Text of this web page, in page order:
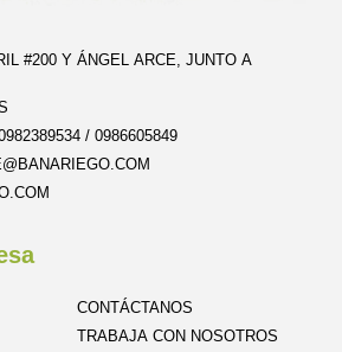
#200 Y ÁNGEL ARCE, JUNTO A
/ 0986605849
CONTÁCTANOS
TRABAJA CON NOSOTROS